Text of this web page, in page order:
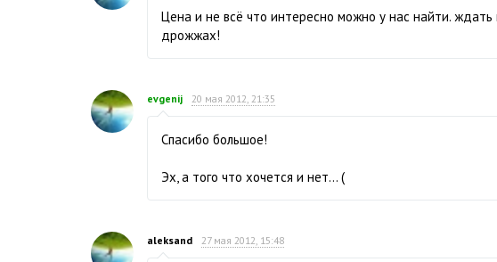
Цена и не всё что интересно можно у нас найти.
дрожжах!
evgenij 20 мая 2012, 21:35
Спасибо большое!
Эх, а того что хочется и нет... (
aleksand 27 мая 2012, 15:48